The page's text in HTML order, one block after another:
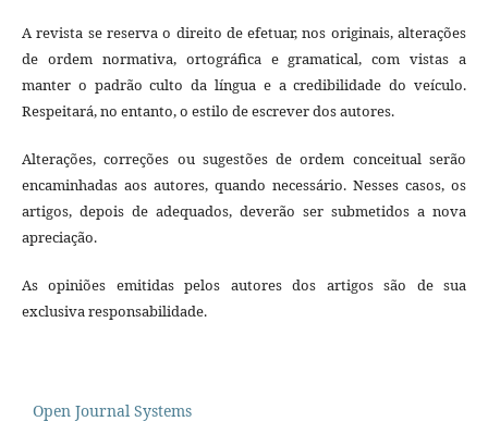
A revista se reserva o direito de efetuar, nos originais, alterações
de ordem normativa, ortográfica e gramatical, com vistas a
manter o padrão culto da língua e a credibilidade do veículo.
Respeitará, no entanto, o estilo de escrever dos autores.
Alterações, correções ou sugestões de ordem conceitual serão
encaminhadas aos autores, quando necessário. Nesses casos, os
artigos, depois de adequados, deverão ser submetidos a nova
apreciação.
As opiniões emitidas pelos autores dos artigos são de sua
exclusiva responsabilidade.
Open Journal Systems